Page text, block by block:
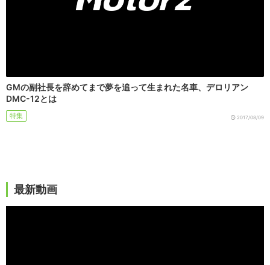
GMの副社長を辞めてまで夢を追って生まれた名車、デロリアン
DMC-12とは
特集 2017/08/09
最新動画